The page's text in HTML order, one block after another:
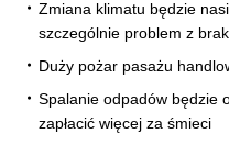
Zmiana klimatu będzie
szczególnie problem z
Duży pożar pasażu
Spalanie odpadów będzie
zapłacić więcej za śmieci